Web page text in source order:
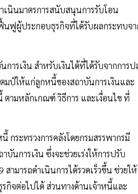
นินมาตรการสนับสนุนการรับโอน
นฟูผู้ประกอบธุรกิจที่ได้รับผลกระทบจ
ารเงิน สำหรับเงินได้ที่ได้รับจากการป
มป์ให้แก่ลูกหนี้ของสถาบันการเงินและ
ตามหลักเกณฑ์ วิธีการ และเงื่อนไข ที่
ระทรวงการคลังโดยกรมสรรพากรมี
นการเงิน ซึ่งจะช่วยเร่งให้การปรับ
ามารถดำเนินการได้รวดเร็วขึ้น ช่วยให้
จต่อไปได้ ส่วนทางด้านเจ้าหนี้และ